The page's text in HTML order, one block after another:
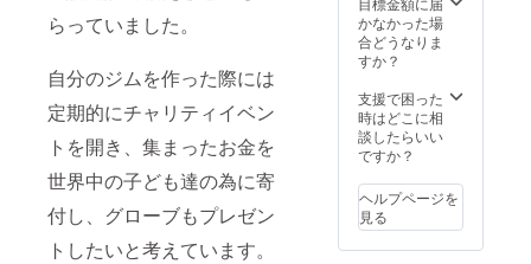
らっていました。
自分のジムを作った際には
定期的にチャリティイベン
トを開き、集まったお金を
世界中の子ども達の為に寄
付し、グローブもプレゼン
トしたいと考えています。
だけま
す。(ジ
ムが存
限り) ※
企業名
等につ
きまし
後ほど
審査を
させて
いただ
かなかった場
合どうなりま
すか？
支援で困った
時はどこに相
談したらいい
ですか？
ヘルプページを
見る